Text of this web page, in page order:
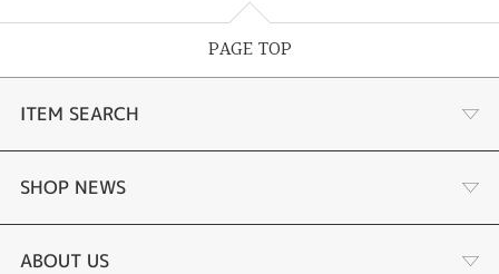
PAGE TOP
ITEM SEARCH
婚約指輪
結婚指輪
SHOP NEWS
選ばれる理由まとめ
ABOUT US